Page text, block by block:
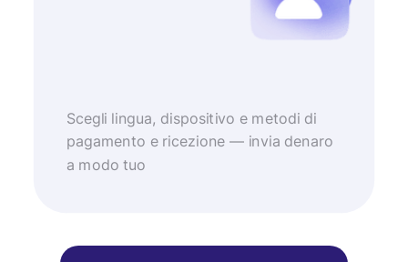
Scegli lingua, dispositivo e metodi di
pagamento e ricezione — invia denaro
a modo tuo